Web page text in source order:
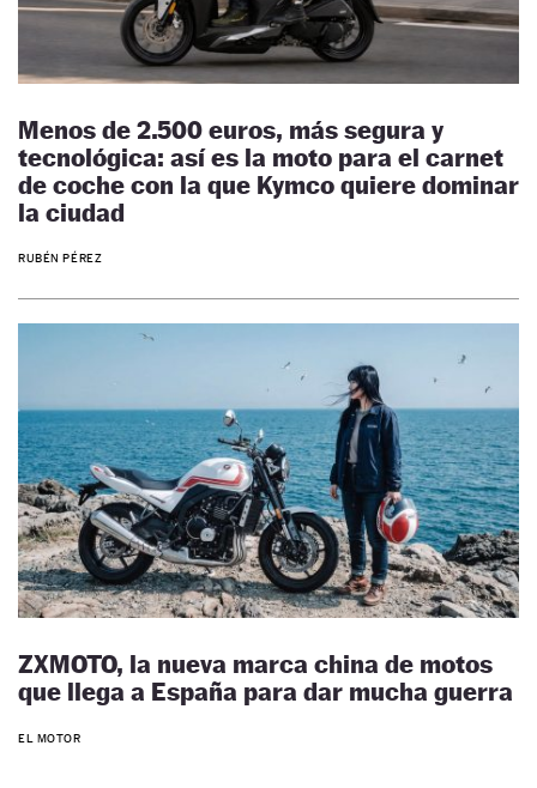
Menos de 2.500 euros, más segura y
tecnológica: así es la moto para el carnet
de coche con la que Kymco quiere dominar
la ciudad
RUBÉN PÉREZ
ZXMOTO, la nueva marca china de motos
que llega a España para dar mucha guerra
EL MOTOR